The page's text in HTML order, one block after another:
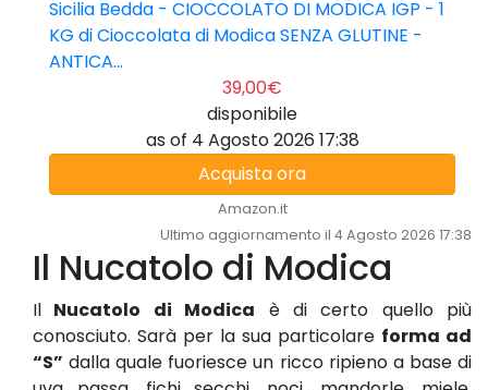
Sicilia Bedda - CIOCCOLATO DI MODICA IGP - 1
KG di Cioccolata di Modica SENZA GLUTINE -
ANTICA...
39,00€
disponibile
as of 4 Agosto 2026 17:38
Acquista ora
Amazon.it
Ultimo aggiornamento il 4 Agosto 2026 17:38
Il Nucatolo di Modica
Il Nucatolo di Modica è di certo quello più
conosciuto. Sarà per la sua particolare forma ad
“S” dalla quale fuoriesce un ricco ripieno a base di